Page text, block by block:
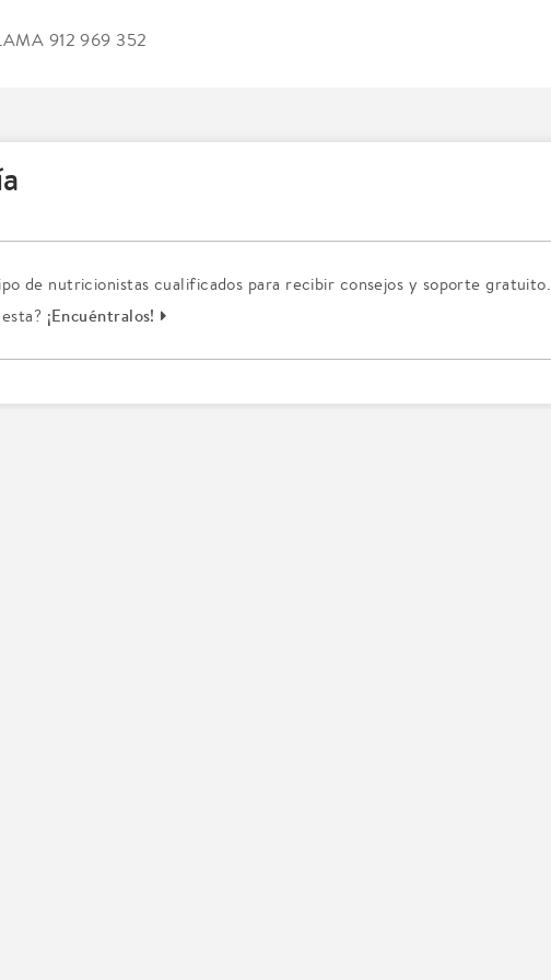
912 969 352
de nutricionistas cualificados para recibir consejos y soporte gratuito.
¡Encuéntralos!